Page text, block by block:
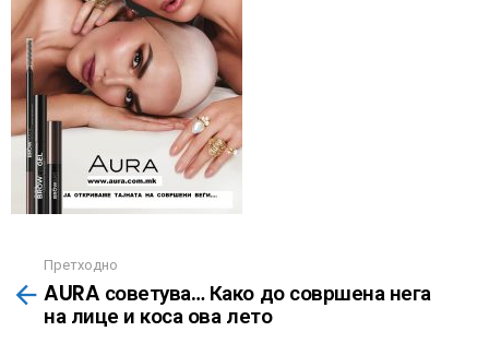
ПовеќеПретходно
AURA советува… Како до совршена нега
на лице и коса ова лето